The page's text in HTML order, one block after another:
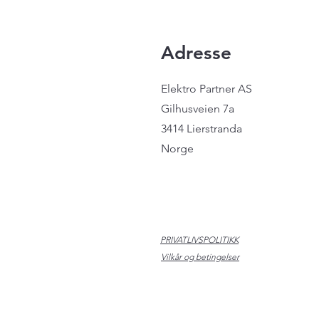
Adresse
Elektro Partner AS
Gilhusveien 7a
3414 Lierstranda
Norge
PRIVATLIVSPOLITIKK
Vilkår og betingelser